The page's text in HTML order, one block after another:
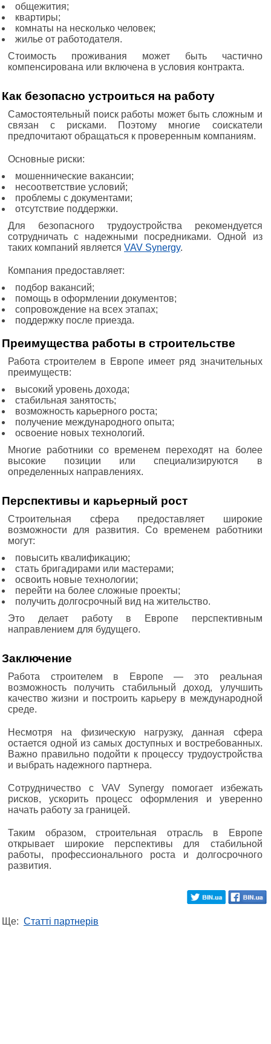
общежития;
квартиры;
комнаты на несколько человек;
жилье от работодателя.
Стоимость проживания может быть частично
компенсирована или включена в условия контракта.
Как безопасно устроиться на работу
Самостоятельный поиск работы может быть сложным и
связан с рисками. Поэтому многие соискатели
предпочитают обращаться к проверенным компаниям.
Основные риски:
мошеннические вакансии;
несоответствие условий;
проблемы с документами;
отсутствие поддержки.
Для безопасного трудоустройства рекомендуется
сотрудничать с надежными посредниками. Одной из
таких компаний является VAV Synergy.
Компания предоставляет:
подбор вакансий;
помощь в оформлении документов;
сопровождение на всех этапах;
поддержку после приезда.
Преимущества работы в строительстве
Работа строителем в Европе имеет ряд значительных
преимуществ:
высокий уровень дохода;
стабильная занятость;
возможность карьерного роста;
получение международного опыта;
освоение новых технологий.
Многие работники со временем переходят на более
высокие позиции или специализируются в
определенных направлениях.
Перспективы и карьерный рост
Строительная сфера предоставляет широкие
возможности для развития. Со временем работники
могут:
повысить квалификацию;
стать бригадирами или мастерами;
освоить новые технологии;
перейти на более сложные проекты;
получить долгосрочный вид на жительство.
Это делает работу в Европе перспективным
направлением для будущего.
Заключение
Работа строителем в Европе — это реальная
возможность получить стабильный доход, улучшить
качество жизни и построить карьеру в международной
среде.
Несмотря на физическую нагрузку, данная сфера
остается одной из самых доступных и востребованных.
Важно правильно подойти к процессу трудоустройства
и выбрать надежного партнера.
Сотрудничество с VAV Synergy помогает избежать
рисков, ускорить процесс оформления и уверенно
начать работу за границей.
Таким образом, строительная отрасль в Европе
открывает широкие перспективы для стабильной
работы, профессионального роста и долгосрочного
развития.
Ще: Статті партнерів